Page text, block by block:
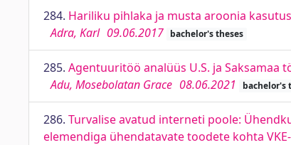
284. Hariliku pihlaka ja musta aroonia
Adra, Karl 09.06.2017 bachelor's theses
285. Agentuuritöö analüüs U.S. ja Saksamaa
Adu, Mosebolatan Grace 08.06.2021 bachelor's
286. Turvalise avatud interneti poole:
elemendiga ühendatavate toodete kohta